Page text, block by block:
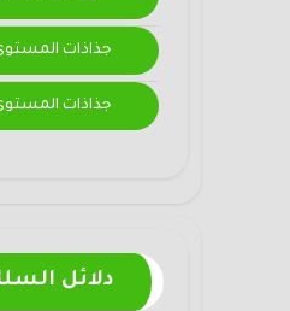
جذاذات
جذاذات
دلائل